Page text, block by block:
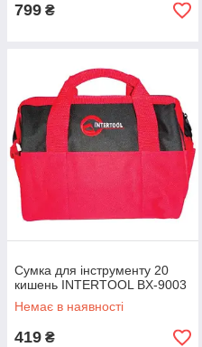
799 ₴
Сумка для інструменту 20
кишень INTERTOOL BX-9003
Немає в наявності
419 ₴